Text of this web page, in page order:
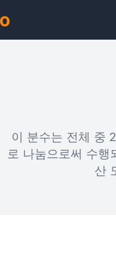
이 분수는 전체 중
로 나눔으로써 수
산